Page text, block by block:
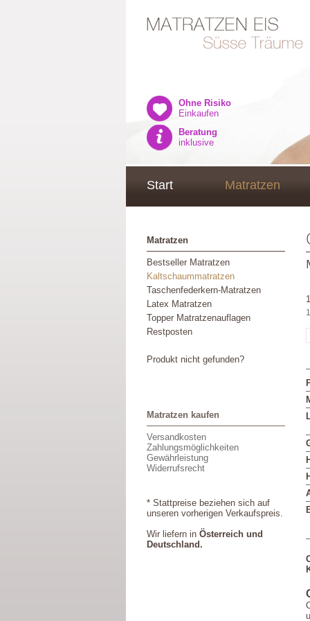
Ohne Risiko
Einkaufen
Beratung
inklusive
Start Matratzen
Matratzen
Bestseller Matratzen
Kaltschaummatratzen
Taschenfederkern-Matratzen
Latex Matratzen
Topper Matratzenauflagen
Restposten
Produkt nicht gefunden?
Matratzen kaufen
Versandkosten
Zahlungsmöglichkeiten
Gewährleistung
Widerrufsrecht
* Stattpreise beziehen sich auf
unseren vorherigen Verkaufspreis.
Wir liefern in Österreich und
Deutschland.